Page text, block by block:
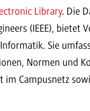
Library. Die
(IEEE), bietet
Sie
Normen und
Campusnetz